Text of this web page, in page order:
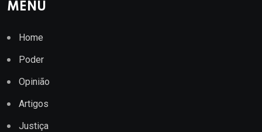
MENU
Home
Poder
Opinião
Artigos
Justiça